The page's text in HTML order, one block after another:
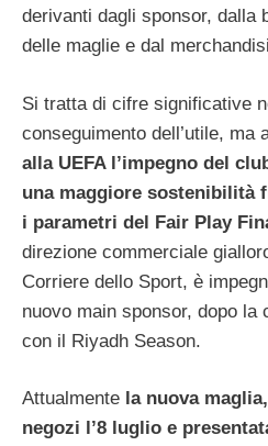
derivanti dagli sponsor, dalla
delle maglie e dal
Si tratta di cifre significative
conseguimento dell’utile, ma
alla UEFA l’impegno del
una maggiore sostenibilità
i parametri del Fair Play
direzione commerciale
Corriere dello Sport, è
nuovo main sponsor, dopo la
con il Riyadh Season.
Attualmente la nuova
negozi l’8 luglio e